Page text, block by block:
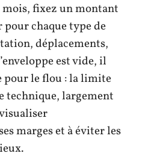
mois, fixez un montant
pour chaque type de
déplacements,
est vide, il
pour le flou : la limite
technique, largement
marges et à éviter les